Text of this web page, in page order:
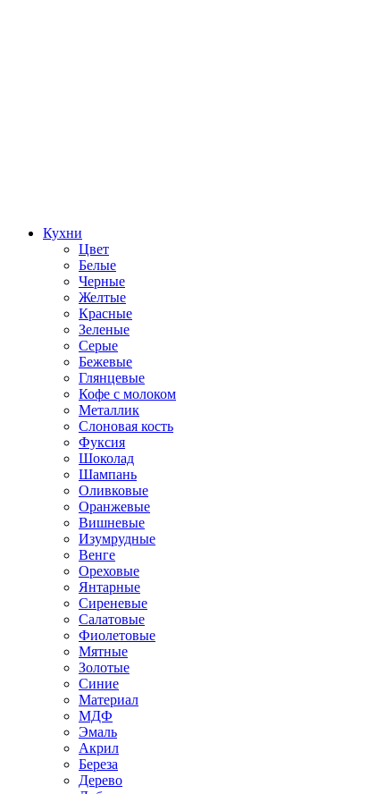
Кухни
Цвет
Белые
Черные
Желтые
Красные
Зеленые
Серые
Бежевые
Глянцевые
Кофе с молоком
Металлик
Слоновая кость
Фуксия
Шоколад
Шампань
Оливковые
Оранжевые
Вишневые
Изумрудные
Венге
Ореховые
Янтарные
Сиреневые
Салатовые
Фиолетовые
Мятные
Золотые
Синие
Материал
МДФ
Эмаль
Акрил
Береза
Дерево